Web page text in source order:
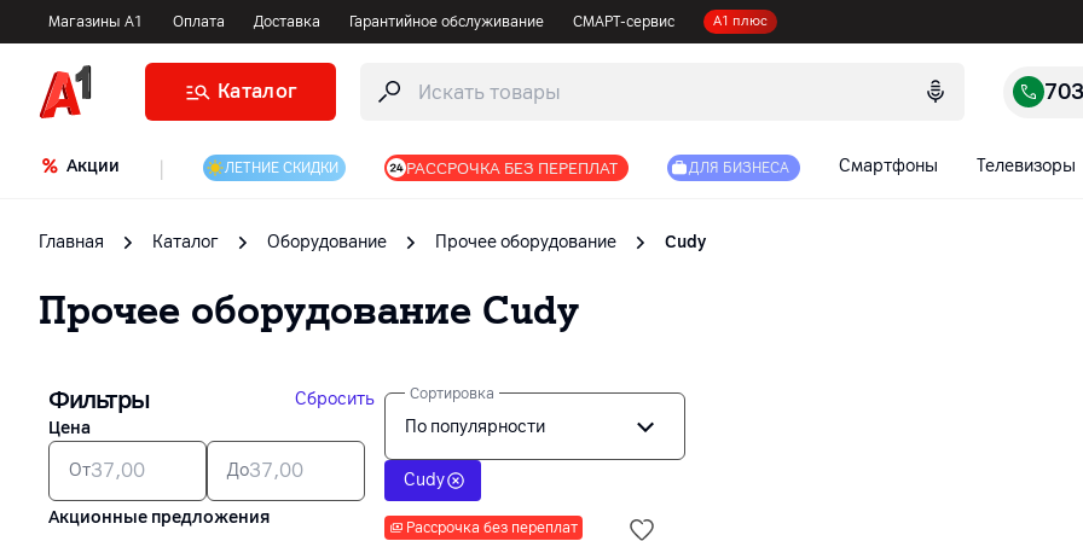
Магазины А1 Оплата Доставка Гарантийное обслуживание СМАРТ-сервис А1 плюс
Каталог
Акции ЛЕТНИЕ СКИДКИ РАССРОЧКА БЕЗ ПЕРЕПЛАТ ДЛЯ БИЗНЕСА Смартфоны Телевизоры
Главная Каталог Оборудование Прочее оборудование Cudy
Прочее оборудование Cudy
Фильтры
Сбросить
Цена
От До
Акционные предложения
Сортировка
По популярности
Cudy
Рассрочка без переплат